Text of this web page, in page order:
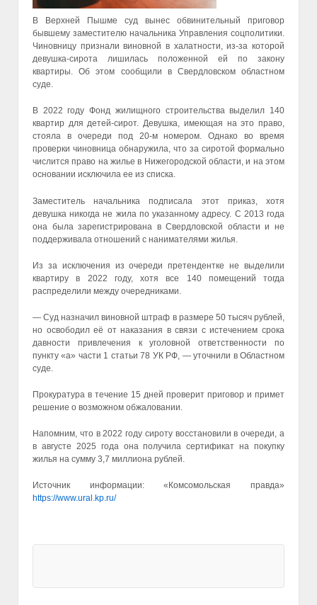
В Верхней Пышме суд вынес обвинительный приговор
бывшему заместителю начальника Управления соцполитики.
Чиновницу признали виновной в халатности, из-за которой
девушка-сирота лишилась положенной ей по закону
квартиры. Об этом сообщили в Свердловском областном
суде.
В 2022 году Фонд жилищного строительства выделил 140
квартир для детей-сирот. Девушка, имеющая на это право,
стояла в очереди под 20-м номером. Однако во время
проверки чиновница обнаружила, что за сиротой формально
числится право на жилье в Нижегородской области, и на этом
основании исключила ее из списка.
Заместитель начальника подписала этот приказ, хотя
девушка никогда не жила по указанному адресу. С 2013 года
она была зарегистрирована в Свердловской области и не
поддерживала отношений с нанимателями жилья.
Из за исключения из очереди претендентке не выделили
квартиру в 2022 году, хотя все 140 помещений тогда
распределили между очередниками.
— Суд назначил виновной штраф в размере 50 тысяч рублей,
но освободил её от наказания в связи с истечением срока
давности привлечения к уголовной ответственности по
пункту «а» части 1 статьи 78 УК РФ, — уточнили в Областном
суде.
Прокуратура в течение 15 дней проверит приговор и примет
решение о возможном обжаловании.
Напомним, что в 2022 году сироту восстановили в очереди, а
в августе 2025 года она получила сертификат на покупку
жилья на сумму 3,7 миллиона рублей.
Источник информации: «Комсомольская правда»
https://www.ural.kp.ru/